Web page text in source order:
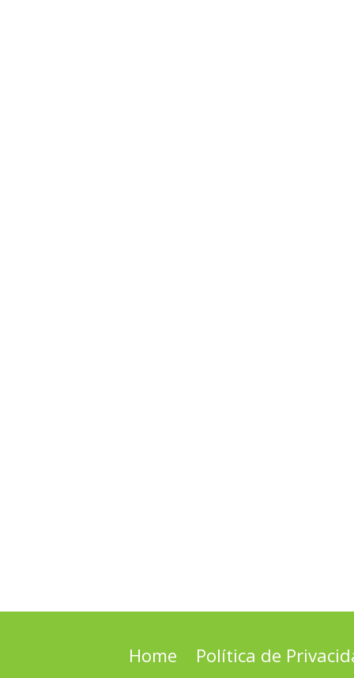
Home Política de